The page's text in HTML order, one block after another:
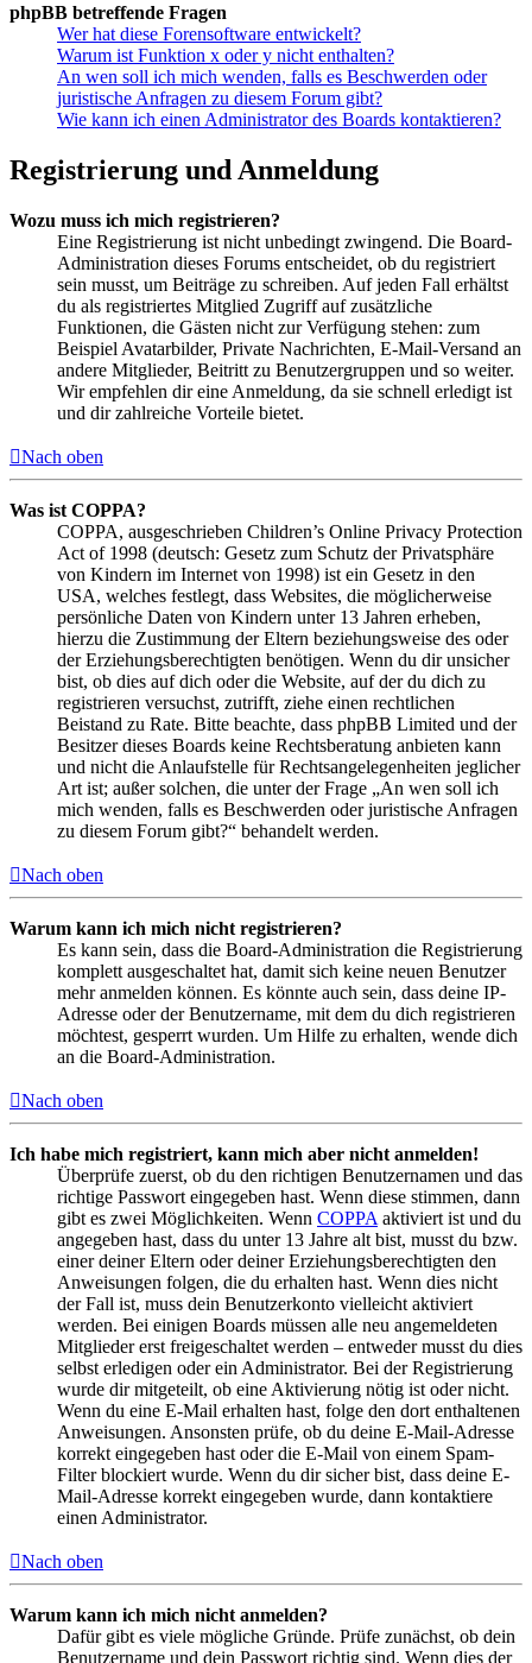
phpBB betreffende Fragen
Wer hat diese Forensoftware entwickelt?
Warum ist Funktion x oder y nicht enthalten?
An wen soll ich mich wenden, falls es Beschwerden oder
juristische Anfragen zu diesem Forum gibt?
Wie kann ich einen Administrator des Boards kontaktieren?
Registrierung und Anmeldung
Wozu muss ich mich registrieren?
Eine Registrierung ist nicht unbedingt zwingend. Die Board-
Administration dieses Forums entscheidet, ob du registriert
sein musst, um Beiträge zu schreiben. Auf jeden Fall erhältst
du als registriertes Mitglied Zugriff auf zusätzliche
Funktionen, die Gästen nicht zur Verfügung stehen: zum
Beispiel Avatarbilder, Private Nachrichten, E-Mail-Versand an
andere Mitglieder, Beitritt zu Benutzergruppen und so weiter.
Wir empfehlen dir eine Anmeldung, da sie schnell erledigt ist
und dir zahlreiche Vorteile bietet.
Nach oben
Was ist COPPA?
COPPA, ausgeschrieben Children’s Online Privacy Protection
Act of 1998 (deutsch: Gesetz zum Schutz der Privatsphäre
von Kindern im Internet von 1998) ist ein Gesetz in den
USA, welches festlegt, dass Websites, die möglicherweise
persönliche Daten von Kindern unter 13 Jahren erheben,
hierzu die Zustimmung der Eltern beziehungsweise des oder
der Erziehungsberechtigten benötigen. Wenn du dir unsicher
bist, ob dies auf dich oder die Website, auf der du dich zu
registrieren versuchst, zutrifft, ziehe einen rechtlichen
Beistand zu Rate. Bitte beachte, dass phpBB Limited und der
Besitzer dieses Boards keine Rechtsberatung anbieten kann
und nicht die Anlaufstelle für Rechtsangelegenheiten jeglicher
Art ist; außer solchen, die unter der Frage „An wen soll ich
mich wenden, falls es Beschwerden oder juristische Anfragen
zu diesem Forum gibt?“ behandelt werden.
Nach oben
Warum kann ich mich nicht registrieren?
Es kann sein, dass die Board-Administration die Registrierung
komplett ausgeschaltet hat, damit sich keine neuen Benutzer
mehr anmelden können. Es könnte auch sein, dass deine IP-
Adresse oder der Benutzername, mit dem du dich registrieren
möchtest, gesperrt wurden. Um Hilfe zu erhalten, wende dich
an die Board-Administration.
Nach oben
Ich habe mich registriert, kann mich aber nicht anmelden!
Überprüfe zuerst, ob du den richtigen Benutzernamen und das
richtige Passwort eingegeben hast. Wenn diese stimmen, dann
gibt es zwei Möglichkeiten. Wenn COPPA aktiviert ist und du
angegeben hast, dass du unter 13 Jahre alt bist, musst du bzw.
einer deiner Eltern oder deiner Erziehungsberechtigten den
Anweisungen folgen, die du erhalten hast. Wenn dies nicht
der Fall ist, muss dein Benutzerkonto vielleicht aktiviert
werden. Bei einigen Boards müssen alle neu angemeldeten
Mitglieder erst freigeschaltet werden – entweder musst du dies
selbst erledigen oder ein Administrator. Bei der Registrierung
wurde dir mitgeteilt, ob eine Aktivierung nötig ist oder nicht.
Wenn du eine E-Mail erhalten hast, folge den dort enthaltenen
Anweisungen. Ansonsten prüfe, ob du deine E-Mail-Adresse
korrekt eingegeben hast oder die E-Mail von einem Spam-
Filter blockiert wurde. Wenn du dir sicher bist, dass deine E-
Mail-Adresse korrekt eingegeben wurde, dann kontaktiere
einen Administrator.
Nach oben
Warum kann ich mich nicht anmelden?
Dafür gibt es viele mögliche Gründe. Prüfe zunächst, ob dein
Benutzername und dein Passwort richtig sind. Wenn dies der